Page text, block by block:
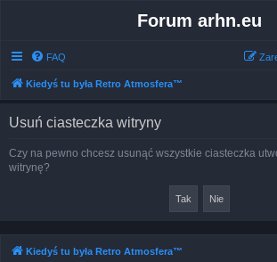
Forum arhn.eu
FAQ
Kiedyś tu była Retro Atmosfera™
Usuń ciasteczka witryny
Czy na pewno chcesz usunąć wszystkie ciasteczka
witrynę?
Kiedyś tu była Retro Atmosfera™